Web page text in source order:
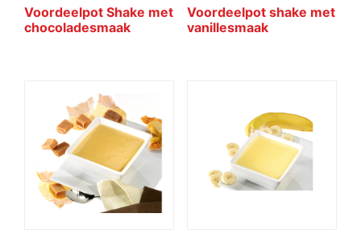
Voordeelpot Shake met
chocoladesmaak
Voordeelpot shake met
vanillesmaak